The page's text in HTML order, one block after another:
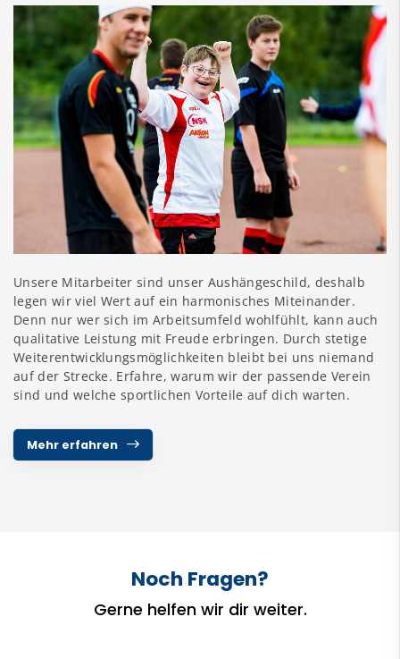
Unsere Mitarbeiter sind unser Aushängeschild, deshalb
legen wir viel Wert auf ein harmonisches Miteinander.
Denn nur wer sich im Arbeitsumfeld wohlfühlt, kann auch
qualitative Leistung mit Freude erbringen. Durch stetige
Weiterentwicklungsmöglichkeiten bleibt bei uns niemand
auf der Strecke. Erfahre, warum wir der passende Verein
sind und welche sportlichen Vorteile auf dich warten.
Mehr erfahren
Noch Fragen?
Gerne helfen wir dir weiter.